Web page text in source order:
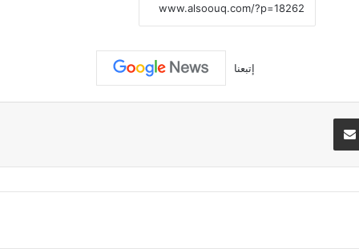
إتبعنا
مشاركة عبر البريد